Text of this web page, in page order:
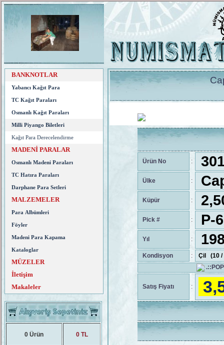
BANKNOTLAR
Yabancı Kağıt Para
TC Kağıt Paraları
Osmanlı Kağıt Paraları
Milli Piyango Biletleri
Kağıt Para Derecelendirme
MADENİ PARALAR
Osmanlı Madeni Paraları
TC Hatıra Paraları
Darphane Para Setleri
MALZEMELER
Para Albümleri
Föyler
Madeni Para Kapama
Kataloglar
MÜZELER
İletişim
Makaleler
0 Ürün 0 TL
Ürün No :
Ülke :
Küpür :
Pick # : P-
Yıl :
Kondisyon :
Çil (10
Satış Fiyatı :